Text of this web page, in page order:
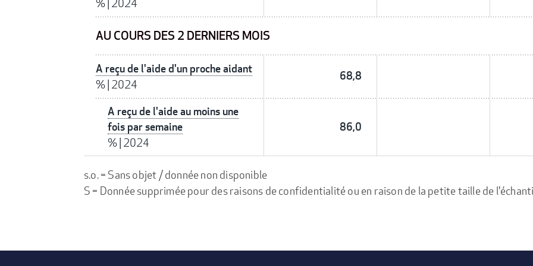
% 2024
AU COURS DES 2 DERNIERS MOIS
A reçu de l'aide d'un proche aidant
%| 2024
68,8
A reçu de l'aide au moins une
fois par semaine
%| 2024
86,0
s.o. = Sans objet / donnée non disponible
S = Donnée supprimée pour des raisons de confidentialité ou en raison de la petite taille de